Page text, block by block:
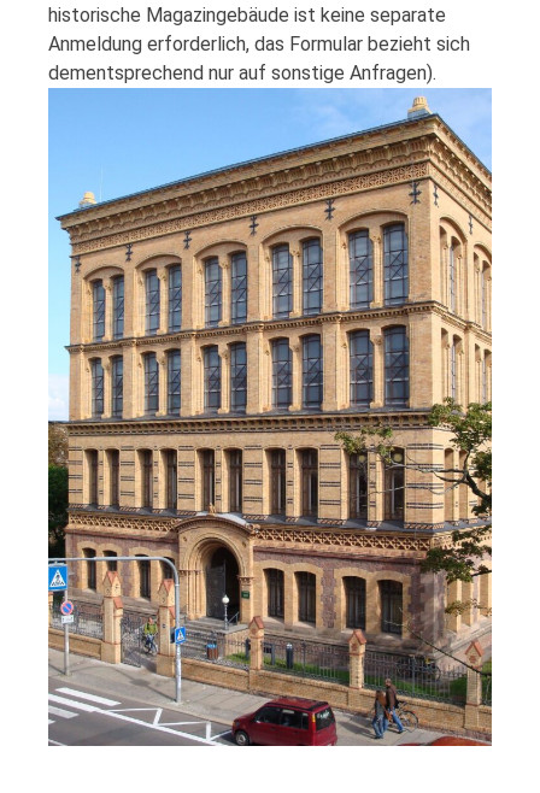
historische Magazingebäude ist keine separate
Anmeldung erforderlich, das Formular bezieht sich
dementsprechend nur auf sonstige Anfragen).